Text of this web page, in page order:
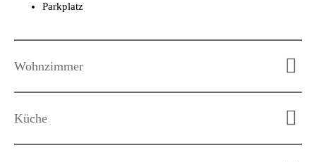
Parkplatz
Wohnzimmer
Küche